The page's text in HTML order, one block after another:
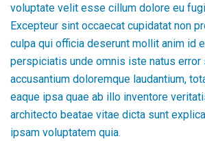
voluptate velit esse cillum dolore eu
Excepteur sint occaecat cupidatat non
culpa qui officia deserunt mollit anim id
perspiciatis unde omnis iste natus
accusantium doloremque laudantium,
eaque ipsa quae ab illo inventore
architecto beatae vitae dicta sunt
ipsam voluptatem quia.